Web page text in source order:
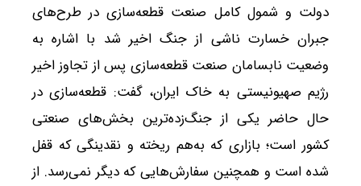
دولت و شمول کامل صنعت قطعه‌سازی در طرح‌های
جبران خسارت ناشی از جنگ اخیر شد با اشاره به
وضعیت نابسامان صنعت قطعه‌سازی پس از تجاوز اخیر
رژیم صهیونیستی به خاک ایران، گفت: قطعه‌سازی در
حال حاضر یکی از جنگ‌زده‌ترین بخش‌های صنعتی
کشور است؛ بازاری که به‌هم ریخته و نقدینگی که قفل
شده است و همچنین سفارش‌هایی که دیگر نمی‌رسد. از